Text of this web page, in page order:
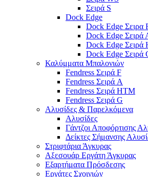
Σειρά S
Dock Edge
Dock Edge Σειρα
Dock Edge Σειρά
Dock Edge Σειρά
Dock Edge Σειρά
Καλύμματα Μπαλονιών
Fendress Σειρά F
Fendress Σειρά A
Fendress Σειρά HTM
Fendress Σειρά G
Αλυσίδες & Παρελκόμενα
Αλυσίδες
Γάντζοι Αποφόρτισης
Δείκτες Σήμανσης
Στριφτάρια Άγκυρας
Αξεσουάρ Εργάτη Άγκυρας
Εξαρτήματα Πρόσδεσης
Εργάτες Σχοινιών